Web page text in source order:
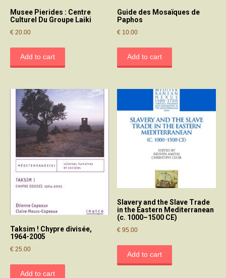
Musee Pierides : Centre
Culturel Du Groupe Laiki
€ 20.00
Add to cart
Guide des Mosaïques de
Paphos
€ 10.00
Add to cart
Taksim ! Chypre divisée,
1964-2005
€ 25.00
Add to cart
Slavery and the Slave Trade
in the Eastern Mediterranean
(c. 1000–1500 CE)
€ 95.00
Add to cart